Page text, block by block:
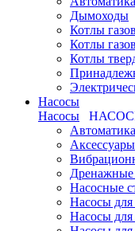
Дымоходы
Котлы
Котлы
Котлы
Насосы
Насосы
Дренажные
Насосные
Насосы для
Насосы для